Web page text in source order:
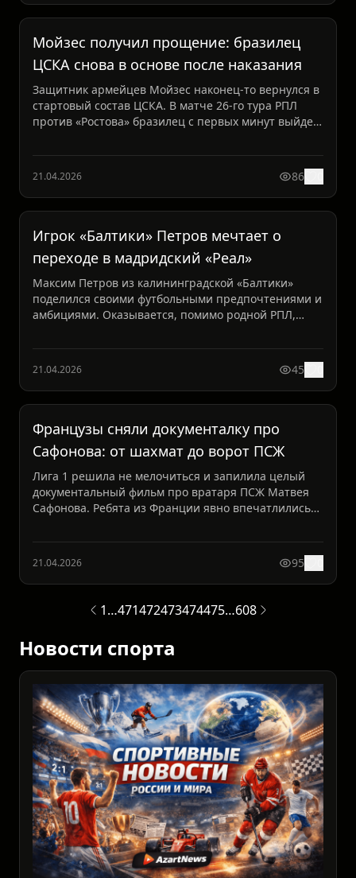
Мойзес получил прощение: бразилец
ЦСКА снова в основе после наказания
Защитник армейцев Мойзес наконец-то вернулся в
стартовый состав ЦСКА. В матче 26-го тура РПЛ
против «Ростова» бразилец с первых минут выйдет
21.04.2026 86
Игрок «Балтики» Петров мечтает о
переходе в мадридский «Реал»
Максим Петров из калининградской «Балтики»
поделился своими футбольными предпочтениями и
амбициями. Оказывается, помимо родной РПЛ,
21.04.2026 45
Французы сняли документалку про
Сафонова: от шахмат до ворот ПСЖ
Лига 1 решила не мелочиться и запилила целый
документальный фильм про вратаря ПСЖ Матвея
Сафонова. Ребята из Франции явно впечатлились
21.04.2026 95
1…471472473474475…608
Новости спорта